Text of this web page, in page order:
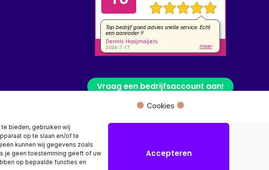
Cookies
bieden, gebruiken wij
op te slaan en/of te
kunnen wij gegevens zoals
je geen toestemming geeft of uw
op bepaalde functies en
Accepteren
Vraag een bedrijfsaccount aan!
Wij bezitten geen fysieke winkel of bezoekadres, wij leveren uw product rechtstreeks